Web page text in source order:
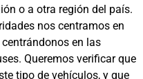
o a otra región del país.
nos centramos en
en las
Queremos verificar que
tipo de vehículos, y que